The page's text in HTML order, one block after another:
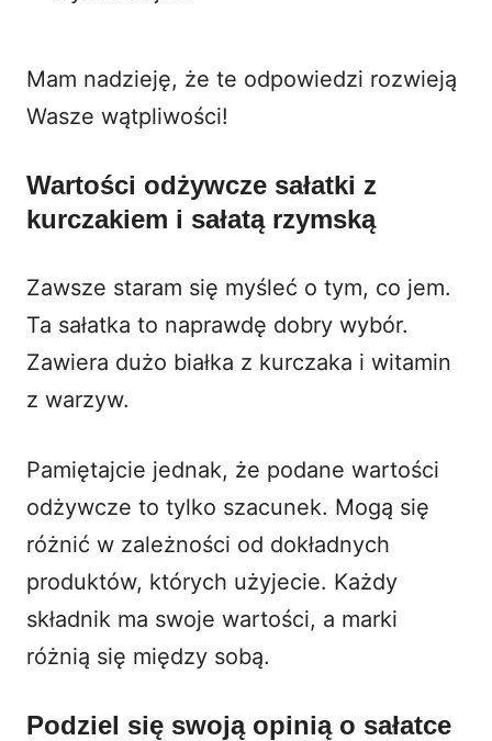
Mam nadzieję, że te odpowiedzi rozwieją
Wasze wątpliwości!
Wartości odżywcze sałatki z
kurczakiem i sałatą rzymską
Zawsze staram się myśleć o tym, co jem.
Ta sałatka to naprawdę dobry wybór.
Zawiera dużo białka z kurczaka i witamin
z warzyw.
Pamiętajcie jednak, że podane wartości
odżywcze to tylko szacunek. Mogą się
różnić w zależności od dokładnych
produktów, których użyjecie. Każdy
składnik ma swoje wartości, a marki
różnią się między sobą.
Podziel się swoją opinią o sałatce